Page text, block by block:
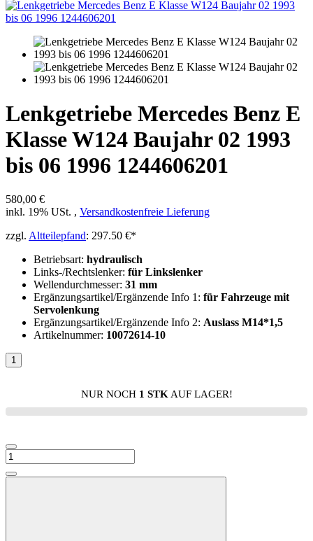
Lenkgetriebe Mercedes Benz E
Klasse W124 Baujahr 02 1993
bis 06 1996 1244606201
580,00 €
inkl. 19% USt. , Versandkostenfreie Lieferung
zzgl. Altteilepfand: 297.50 €*
Betriebsart: hydraulisch
Links-/Rechtslenker: für Linkslenker
Wellendurchmesser: 31 mm
Ergänzungsartikel/Ergänzende Info 1: für Fahrzeuge mit
Servolenkung
Ergänzungsartikel/Ergänzende Info 2: Auslass M14*1,5
Artikelnummer: 10072614-10
NUR NOCH 1 STKAUF LAGER!